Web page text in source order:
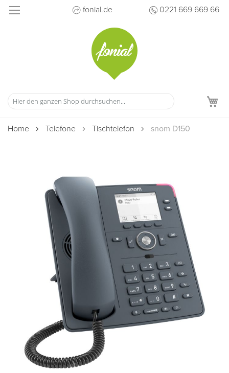
Direkt
fonial.de 0221 669 669 66
Home Telefone Tischtelefon snom D150
Bildergalerie